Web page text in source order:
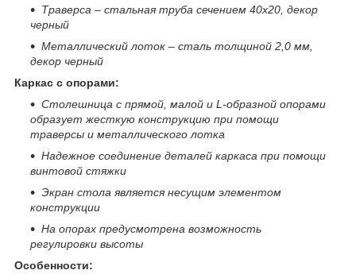
Траверса – стальная труба сечением 40х20, декор
черный
Металлический лоток – сталь толщиной 2,0 мм,
декор черный
Каркас с опорами:
Столешница с прямой, малой и L -образной опорами
образует жесткую конструкцию при помощи
траверсы и металлического лотка
Надежное соединение деталей каркаса при помощи
винтовой стяжки
Экран стола является несущим элементом
конструкции
На опорах предусмотрена возможность
регулировки высоты
Особенности: